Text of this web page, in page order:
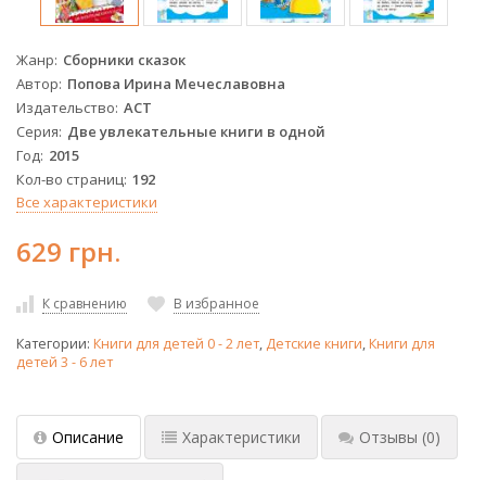
Жанр Сборники сказок
Автор Попова Ирина Мечеславовна
Издательство АСТ
Серия Две увлекательные книги в одной
Год 2015
Кол-во страниц 192
Все характеристики
629 грн.
К сравнению В избранное
Категории: Книги для детей 0 - 2 лет, Детские книги,Книги для
детей 3 - 6 лет
Описание Характеристики Отзывы (0)